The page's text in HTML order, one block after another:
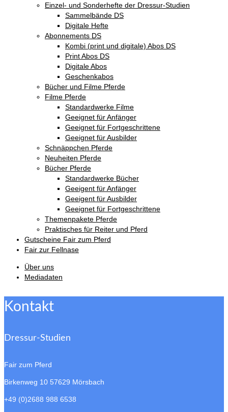
Einzel- und Sonderhefte der Dressur-Studien
Sammelbände DS
Digitale Hefte
Abonnements DS
Kombi (print und digitale) Abos DS
Print Abos DS
Digitale Abos
Geschenkabos
Bücher und Filme Pferde
Filme Pferde
Standardwerke Filme
Geeignet für Anfänger
Geeignet für Fortgeschrittene
Geeignet für Ausbilder
Schnäppchen Pferde
Neuheiten Pferde
Bücher Pferde
Standardwerke Bücher
Geeigent für Anfänger
Geeigent für Ausbilder
Geeignet für Fortgeschrittene
Themenpakete Pferde
Praktisches für Reiter und Pferd
Gutscheine Fair zum Pferd
Fair zur Fellnase
Über uns
Mediadaten
Kontakt
Dressur-Studien
Fair zum Pferd
Birkenweg 10 57629 Mörsbach
+49 (0)2688 988 6538